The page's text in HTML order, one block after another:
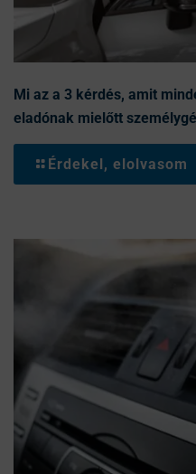
Mi az a 3 kérdés, amit
eladónak mielőtt
Érdekel, elolvasom